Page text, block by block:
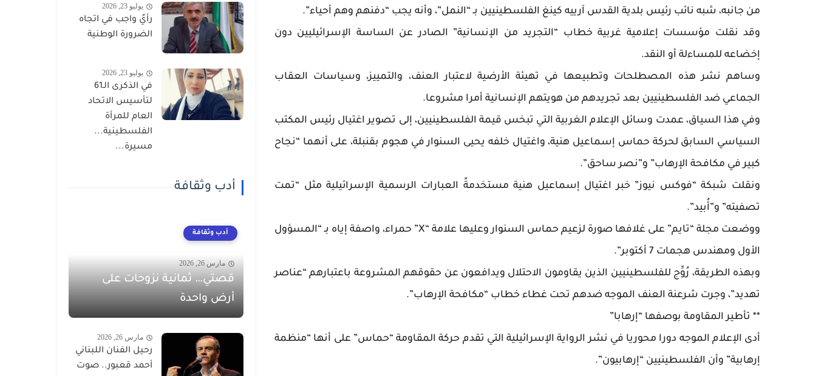
من جانبه، شبه نائب رئيس بلدية القدس آرييه كينغ الفلسطينيين بـ “النمل”، وأنه يجب “دفنهم وهم أحياء”.
وقد نقلت مؤسسات إعلامية غربية خطاب “التجريد من الإنسانية” الصادر عن الساسة الإسرائيليين دون
إخضاعه للمساءلة أو النقد.
وساهم نشر هذه المصطلحات وتطبيعها في تهيئة الأرضية لاعتبار العنف، والتمييز، وسياسات العقاب
الجماعي ضد الفلسطينيين بعد تجريدهم من هويتهم الإنسانية أمرا مشروعا.
وفي هذا السياق، عمدت وسائل الإعلام الغربية التي تبخس قيمة الفلسطينيين، إلى تصوير اغتيال رئيس المكتب
السياسي السابق لحركة حماس إسماعيل هنية، واغتيال خلفه يحيى السنوار في هجوم بقنبلة، على أنهما “نجاح
كبير في مكافحة الإرهاب” و”نصر ساحق”.
ونقلت شبكة “فوكس نيوز” خبر اغتيال إسماعيل هنية مستخدمةً العبارات الرسمية الإسرائيلية مثل “تمت
تصفيته” و”أُبيد”.
ووضعت مجلة “تايم” على غلافها صورة لزعيم حماس السنوار وعليها علامة “X” حمراء، واصفة إياه بـ “المسؤول
الأول ومهندس هجمات 7 أكتوبر”.
وبهذه الطريقة، رُوِّج للفلسطينيين الذين يقاومون الاحتلال ويدافعون عن حقوقهم المشروعة باعتبارهم “عناصر
تهديد”، وجرت شرعنة العنف الموجه ضدهم تحت غطاء خطاب “مكافحة الإرهاب”.
** تأطير المقاومة بوصفها “إرهابا”
أدى الإعلام الموجه دورا محوريا في نشر الرواية الإسرائيلية التي تقدم حركة المقاومة “حماس” على أنها “منظمة
إرهابية” وأن الفلسطينيين “إرهابيون”.
يوليو 23, 2026
رأيٌ واجب في اتجاه
الضرورة الوطنية
يوليو 23, 2026
في الذكرى الـ61
لتأسيس الاتحاد
العام للمرأة
الفلسطينية...
مسيرة...
أدب وثقافة
أدب وثقافة
مارس 26, 2026
قصتي… ثمانية نزوحات على
أرض واحدة
مارس 26, 2026
رحيل الفنان اللبناني
أحمد قعبور.. صوت